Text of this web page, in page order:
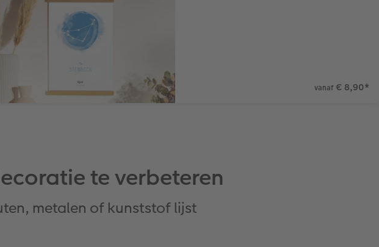
vanaf € 8,90*
te verbeteren
metalen of kunststof lijst